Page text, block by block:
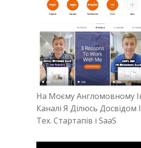
На Моєму Англомовному
Каналі Я Ділюсь Досвідом
Тех. Стартапів і SaaS